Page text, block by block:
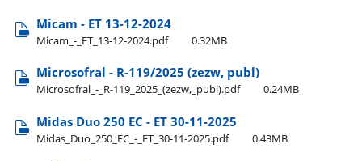
Micam - ET 13-12-2024
Micam​_-​_ET​_13-12-2024.pdf 0.32MB
Microsofral - R-119/2025 (zezw, publ)
Microsofral​_-​_R-119​_2025​_(zezw,​_publ).pdf 0.24MB
Midas Duo 250 EC - ET 30-11-2025
Midas​_Duo​_250​_EC​_-​_ET​_30-11-2025.pdf 0.43MB